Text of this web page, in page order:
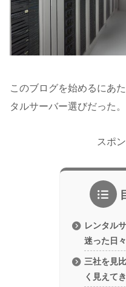
このブログを始めるにあ
タルサーバー選びだった。
スポ
レンタル
迷った日々
三社を見
く見えて